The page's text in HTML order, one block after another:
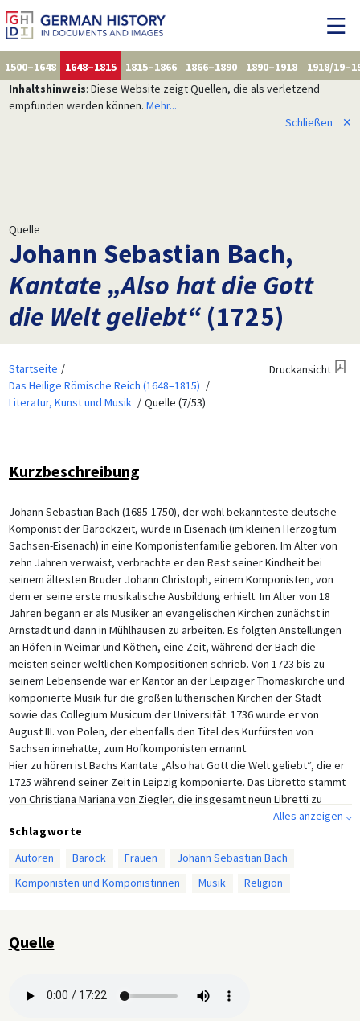
1500–1648 1648–1815 1815–1866 1866–1890 1890–1918
1918/
Inhaltshinweis: Diese Website zeigt Quellen, die als verletzend
empfunden werden können. Mehr...
Schließen
✕
Quelle
Johann Sebastian Bach,
Kantate „Also hat die Gott
die Welt geliebt“ (1725)
Startseite
Das Heilige Römische Reich (1648–1815)
Literatur, Kunst und Musik
Quelle (7/53)
Druckansicht
Kurzbeschreibung
Johann Sebastian Bach (1685-1750), der wohl bekannteste deutsche
Komponist der Barockzeit, wurde in Eisenach (im kleinen Herzogtum
Sachsen-Eisenach) in eine Komponistenfamilie geboren. Im Alter von
zehn Jahren verwaist, verbrachte er den Rest seiner Kindheit bei
seinem ältesten Bruder Johann Christoph, einem Komponisten, von
dem er seine erste musikalische Ausbildung erhielt. Im Alter von 18
Jahren begann er als Musiker an evangelischen Kirchen zunächst in
Arnstadt und dann in Mühlhausen zu arbeiten. Es folgten Anstellungen
an Höfen in Weimar und Köthen, eine Zeit, während der Bach die
meisten seiner weltlichen Kompositionen schrieb. Von 1723 bis zu
seinem Lebensende war er Kantor an der Leipziger Thomaskirche und
komponierte Musik für die großen lutherischen Kirchen der Stadt
sowie das Collegium Musicum der Universität. 1736 wurde er von
August III. von Polen, der ebenfalls den Titel des Kurfürsten von
Sachsen innehatte, zum Hofkomponisten ernannt.
Hier zu hören ist Bachs Kantate „Also hat Gott die Welt geliebt“, die er
1725 während seiner Zeit in Leipzig komponierte. Das Libretto stammt
von Christiana Mariana von Ziegler, die insgesamt neun Libretti zu
Bachs Kantaten beisteuerte. Als eine der wenigen Autorinnen ihrer Zeit
unterhielt Ziegler einen Salon in Leipzig und schrieb sowohl Gedichte
„Deutscher Gesellschaft“.
Alles anzeigen ⌵
Schlagworte
Autoren
Barock Frauen
Johann Sebastian Bach
Komponisten und Komponistinnen
Musik Religion
Quelle